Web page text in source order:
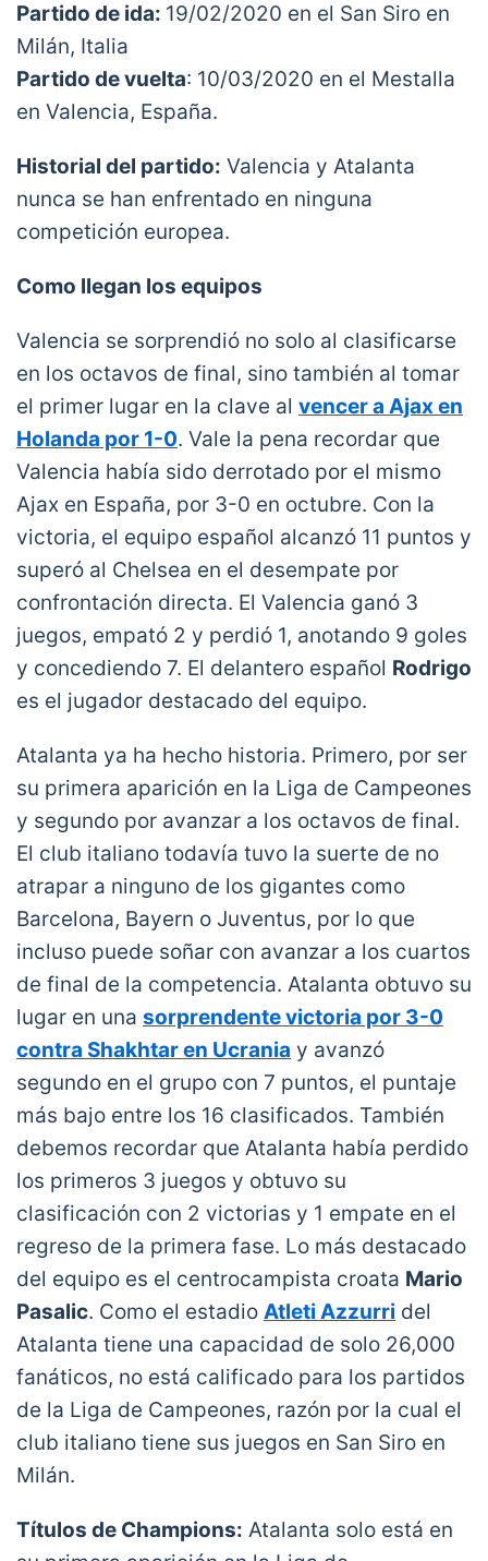
Partido de ida: 19/02/2020 en el San Siro en
Milán, Italia
Partido de vuelta: 10/03/2020 en el Mestalla
en Valencia, España.
Historial del partido: Valencia y Atalanta
nunca se han enfrentado en ninguna
competición europea.
Como llegan los equipos
Valencia se sorprendió no solo al clasificarse
en los octavos de final, sino también al tomar
el primer lugar en la clave al vencer a Ajax en
Holanda por 1-0. Vale la pena recordar que
Valencia había sido derrotado por el mismo
Ajax en España, por 3-0 en octubre. Con la
victoria, el equipo español alcanzó 11 puntos y
superó al Chelsea en el desempate por
confrontación directa. El Valencia ganó 3
juegos, empató 2 y perdió 1, anotando 9 goles
y concediendo 7. El delantero español Rodrigo
es el jugador destacado del equipo.
Atalanta ya ha hecho historia. Primero, por ser
su primera aparición en la Liga de Campeones
y segundo por avanzar a los octavos de final.
El club italiano todavía tuvo la suerte de no
atrapar a ninguno de los gigantes como
Barcelona, ​​Bayern o Juventus, por lo que
incluso puede soñar con avanzar a los cuartos
de final de la competencia. Atalanta obtuvo su
lugar en una sorprendente victoria por 3-0
contra Shakhtar en Ucrania y avanzó
segundo en el grupo con 7 puntos, el puntaje
más bajo entre los 16 clasificados. También
debemos recordar que Atalanta había perdido
los primeros 3 juegos y obtuvo su
clasificación con 2 victorias y 1 empate en el
regreso de la primera fase. Lo más destacado
del equipo es el centrocampista croata Mario
Pasalic. Como el estadio Atleti Azzurri del
Atalanta tiene una capacidad de solo 26,000
fanáticos, no está calificado para los partidos
de la Liga de Campeones, razón por la cual el
club italiano tiene sus juegos en San Siro en
Milán.
Títulos de Champions: Atalanta solo está en